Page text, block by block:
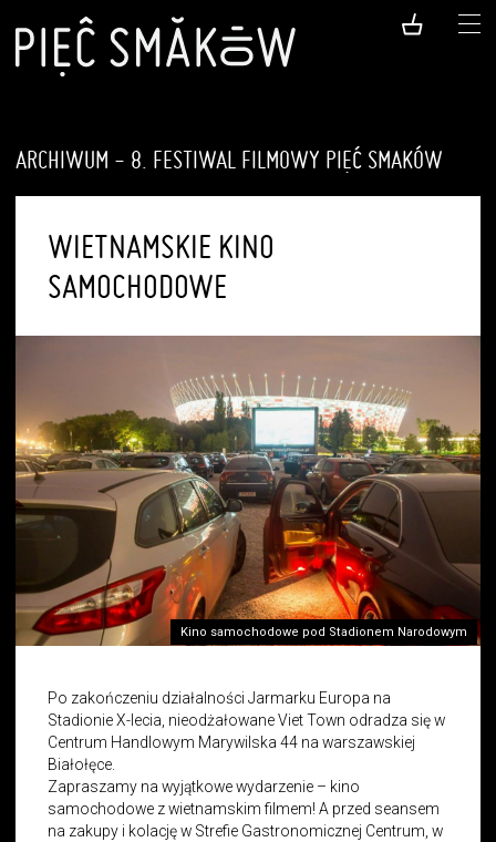
ARCHIWUM - 8. FESTIWAL FILMOWY PIĘĆ SMAKÓW
WIETNAMSKIE KINO
SAMOCHODOWE
Kino samochodowe pod Stadionem Narodowym
Po zakończeniu działalności Jarmarku Europa na
Stadionie X-lecia, nieodżałowane Viet Town odradza się w
Centrum Handlowym Marywilska 44 na warszawskiej
Białołęce.
Zapraszamy na wyjątkowe wydarzenie – kino
samochodowe z wietnamskim filmem! A przed seansem
na zakupy i kolację w Strefie Gastronomicznej Centrum, w